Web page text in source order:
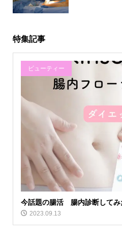
特集記事
ビューティー
今話題の腸活 腸内診断してみ
2023.09.13